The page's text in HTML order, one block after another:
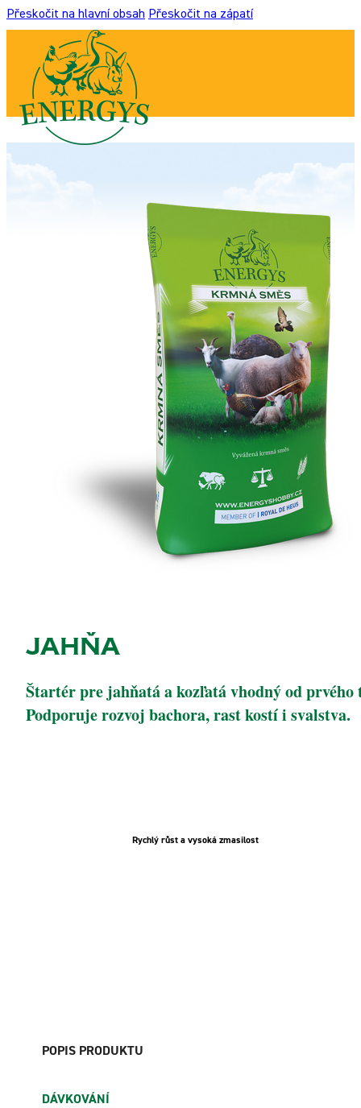
Přeskočit na hlavní obsah Přeskočit na zápatí
JAHŇA
Štartér pre jahňatá a kozľatá vhodný od
Podporuje rozvoj bachora, rast kostí i svalstva.
Rychlý růst a vysoká zmasilost
POPIS PRODUKTU
DÁVKOVÁNÍ